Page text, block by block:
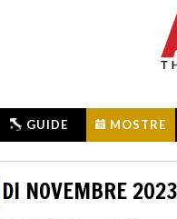
GUIDE MOSTRE
DI NOVEMBRE